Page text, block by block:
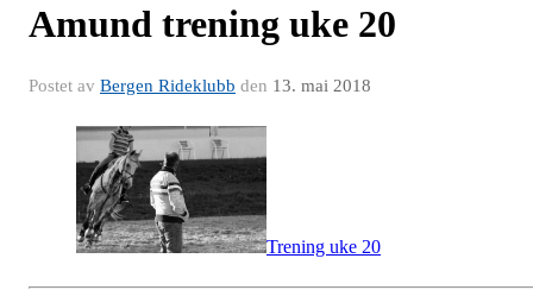
Amund trening uke 20
Postet av Bergen Rideklubb den 13. mai 2018
Trening uke 20